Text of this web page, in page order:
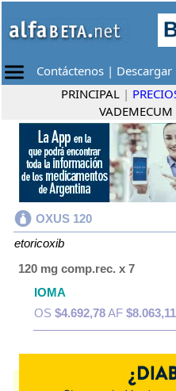
Contáctenos | Descargar
PRINCIPAL |
VADEMECUM
OXUS 120
etoricoxib
120 mg comp.rec. x 7
IOMA
OS $4.692,78AF $8.063,11
etoricoxib